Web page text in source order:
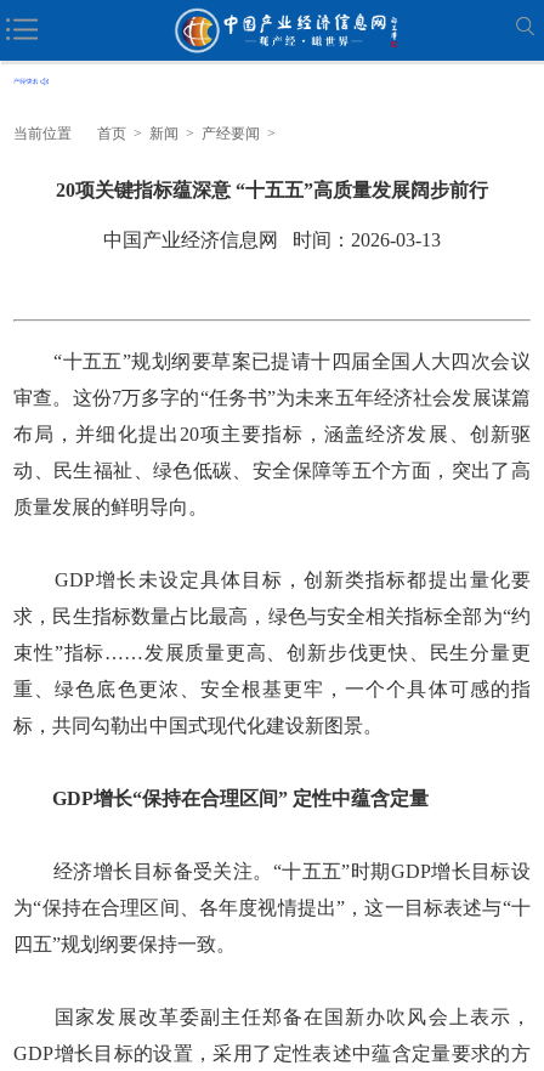
当前位置 首页 > 新闻 > 产经要闻 >
20项关键指标蕴深意 “十五五”高质量发展阔步前行
中国产业经济信息网 时间：2026-03-13
“十五五”规划纲要草案已提请十四届全国人大四次会议
审查。这份7万多字的“任务书”为未来五年经济社会发展谋篇
布局，并细化提出20项主要指标，涵盖经济发展、创新驱
动、民生福祉、绿色低碳、安全保障等五个方面，突出了高
质量发展的鲜明导向。
GDP增长未设定具体目标，创新类指标都提出量化要
求，民生指标数量占比最高，绿色与安全相关指标全部为“约
束性”指标……发展质量更高、创新步伐更快、民生分量更
重、绿色底色更浓、安全根基更牢，一个个具体可感的指
标，共同勾勒出中国式现代化建设新图景。
GDP增长“保持在合理区间” 定性中蕴含定量
经济增长目标备受关注。“十五五”时期GDP增长目标设
为“保持在合理区间、各年度视情提出”，这一目标表述与“十
四五”规划纲要保持一致。
国家发展改革委副主任郑备在国新办吹风会上表示，
GDP增长目标的设置，采用了定性表述中蕴含定量要求的方